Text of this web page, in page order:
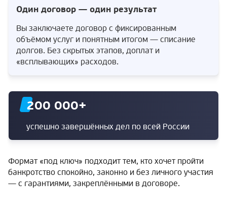
Один договор — один результат
Вы заключаете договор с фиксированным
объёмом услуг и понятным итогом — списание
долгов. Без скрытых этапов, доплат и
«всплывающих» расходов.
200 000+
успешно завершённых дел по всей России
Формат «под ключ» подходит тем, кто хочет пройти
банкротство спокойно, законно и без личного участия
— с гарантиями, закреплёнными в договоре.